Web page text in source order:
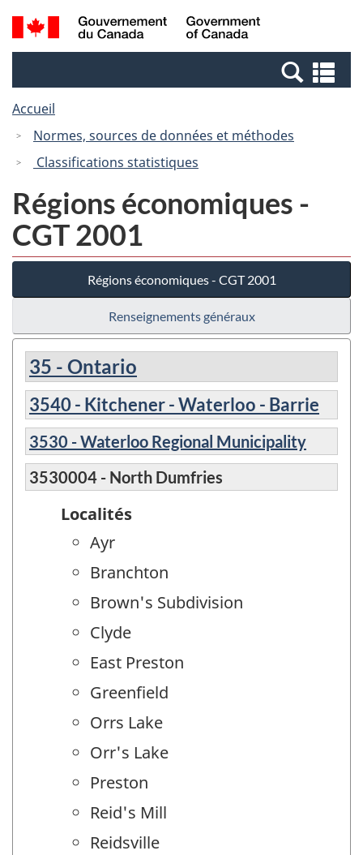
Passer
au
Passer
à
Canada
Recherche
et
et
Accueil
Normes, sources de données et méthodes
Classifications statistiques
Régions économiques -
CGT 2001
Régions économiques - CGT 2001
Renseignements généraux
35 - Ontario
3540 - Kitchener - Waterloo - Barrie
3530 - Waterloo Regional Municipality
3530004 - North Dumfries
Localités
Ayr
Branchton
Brown's Subdivision
Clyde
East Preston
Greenfield
Orrs Lake
Orr's Lake
Preston
Reid's Mill
Reidsville